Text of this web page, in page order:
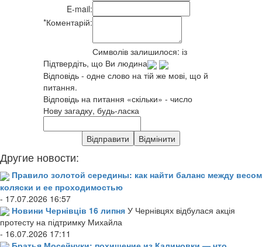
E-mail:
*Коментарій:
Символів залишилося: із
Підтвердіть, що Ви людина
Відповідь - одне слово на тій же мові, що й
питання.
Відповідь на питання «скільки» - число
Нову загадку, будь-ласка
Другие новости:
Правило золотой середины: как найти баланс между весом
коляски и ее проходимостью
- 17.07.2026 16:57
Новини Чернівців 16 липня У Чернівцях відбулася акція
протесту на підтримку Михайла
- 16.07.2026 17:11